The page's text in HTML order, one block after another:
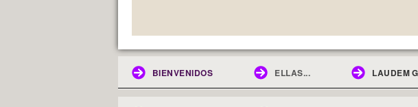
BIENVENIDOS ELLAS... LAUDEM